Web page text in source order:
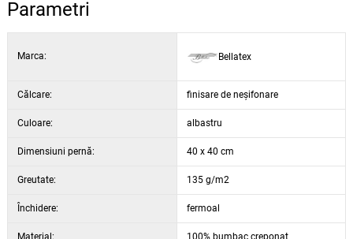
Parametri
Marca: Bellatex
Călcare: finisare de neșifonare
Culoare: albastru
Dimensiuni pernă: 40 x 40 cm
Greutate: 135 g/m2
Închidere: fermoal
Material: 100% bumbac creponat